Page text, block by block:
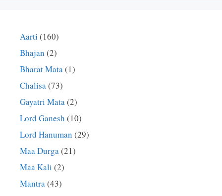
Aarti (160)
Bhajan (2)
Bharat Mata(1)
Chalisa(73)
Gayatri Mata(2)
Lord Ganesh (10)
Lord Hanuman (29)
Maa Durga(21)
Maa Kali (2)
Mantra(43)